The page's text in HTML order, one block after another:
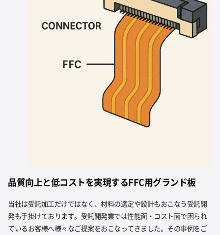
品質向上と低コストを実現するFFC用グランド板
当社は受託加工だけではなく、材料の選定や設計もおこなう受託開
発も手掛けております。受託開発業では性能面・コスト面で困られ
ているお客様へ様々なご提案をおこなってきました。その事例をご